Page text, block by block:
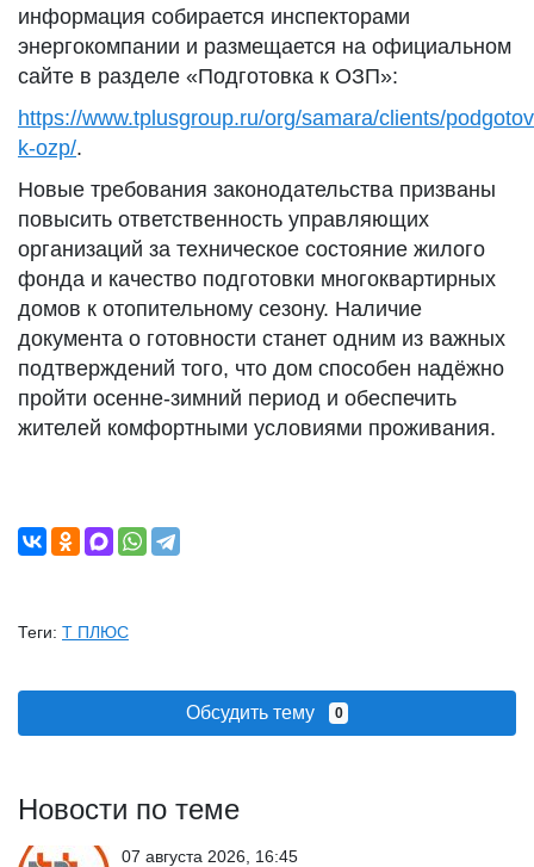
информация собирается инспекторами
энергокомпании и размещается на официальном
сайте в разделе «Подготовка к ОЗП»:
https://www.tplusgroup.ru/org/samara/clients/
k-ozp/.
Новые требования законодательства призваны
повысить ответственность управляющих
организаций за техническое состояние жилого
фонда и качество подготовки многоквартирных
домов к отопительному сезону. Наличие
документа о готовности станет одним из важных
подтверждений того, что дом способен надёжно
пройти осенне-зимний период и обеспечить
жителей комфортными условиями проживания.
Теги: Т ПЛЮС
Обсудить тему 0
Новости по теме
07 августа 2026, 16:45